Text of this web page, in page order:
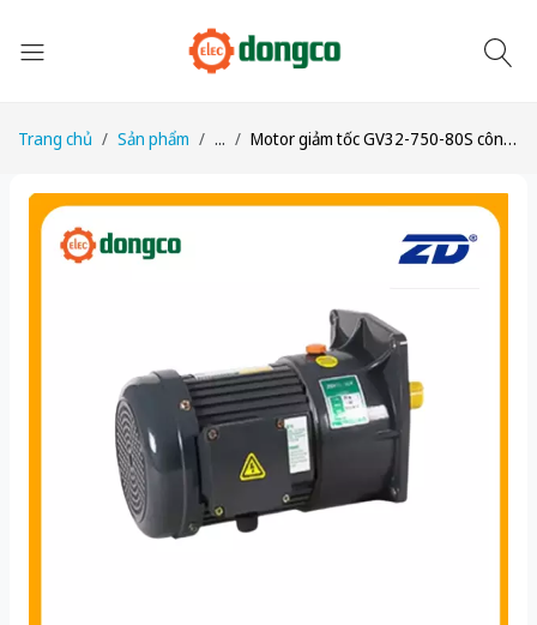
Trang chủ Sản phẩm ... Motor giảm tốc GV32-750-80S công suất 1HP (750W) 0,75kW 1/80 kiểu lắp Mặt bích